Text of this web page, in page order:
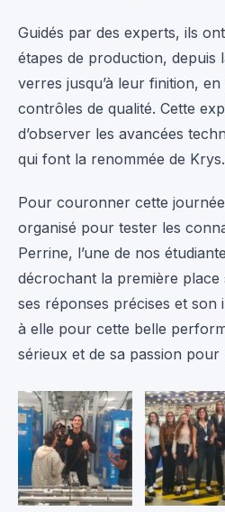
Guidés par des experts, ils
étapes de production, depuis
verres jusqu’à leur finition,
contrôles de qualité. Cette
d’observer les avancées
qui font la renommée de Krys.
Pour couronner cette
organisé pour tester les
Perrine, l’une de nos
décrochant la première
ses réponses précises et son
à elle pour cette belle
sérieux et de sa passion pour